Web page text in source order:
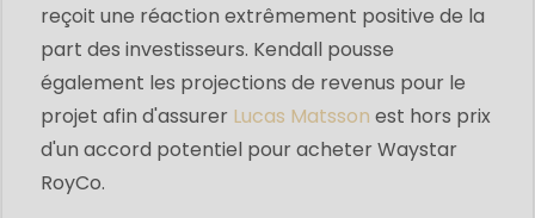
reçoit une réaction extrêmement positive de la
part des investisseurs. Kendall pousse
également les projections de revenus pour le
projet afin d'assurer Lucas Matsson est hors prix
d'un accord potentiel pour acheter Waystar
RoyCo.